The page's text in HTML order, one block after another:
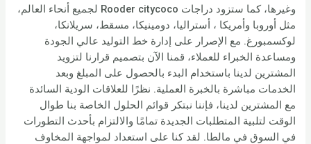
وغيرها، كما ستزود دراجات Rooder citycoco لجميع أنحاء العالم،
مثل أوروبا وأمريكا ، أستراليا، دومينيكا، مسقط، سريلانكا،
لوكسمبورغ. مع الإصرار على إدارة خط التوليد عالي الجودة
ومساعدة الخبراء للعملاء، قمنا الآن بتصميم قرارنا لتزويد
المشترين لدينا باستخدام البدء بالحصول على المبلغ وبعد
الخدمات مباشرة بالخبرة العملية. نظرًا للعلاقات الودية السائدة
مع المشترين لدينا، فإننا نبتكر قوائم الحلول الخاصة بنا طوال
الوقت لتلبية المتطلبات الجديدة تمامًا والالتزام بأحدث التطورات
في السوق في مالطا. لقد كنا على استعداد لمواجهة المخاوف